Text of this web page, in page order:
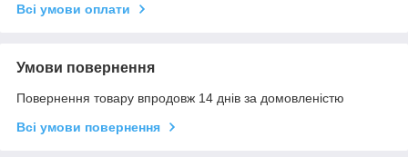
Всі умови оплати
Умови повернення
Повернення товару впродовж 14 днів за домовленістю
Всі умови повернення